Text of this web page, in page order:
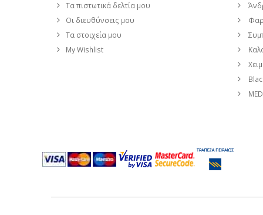
Τα πιστωτικά δελτία μου
Οι διευθύνσεις μου
Τα στοιχεία μου
My Wishlist